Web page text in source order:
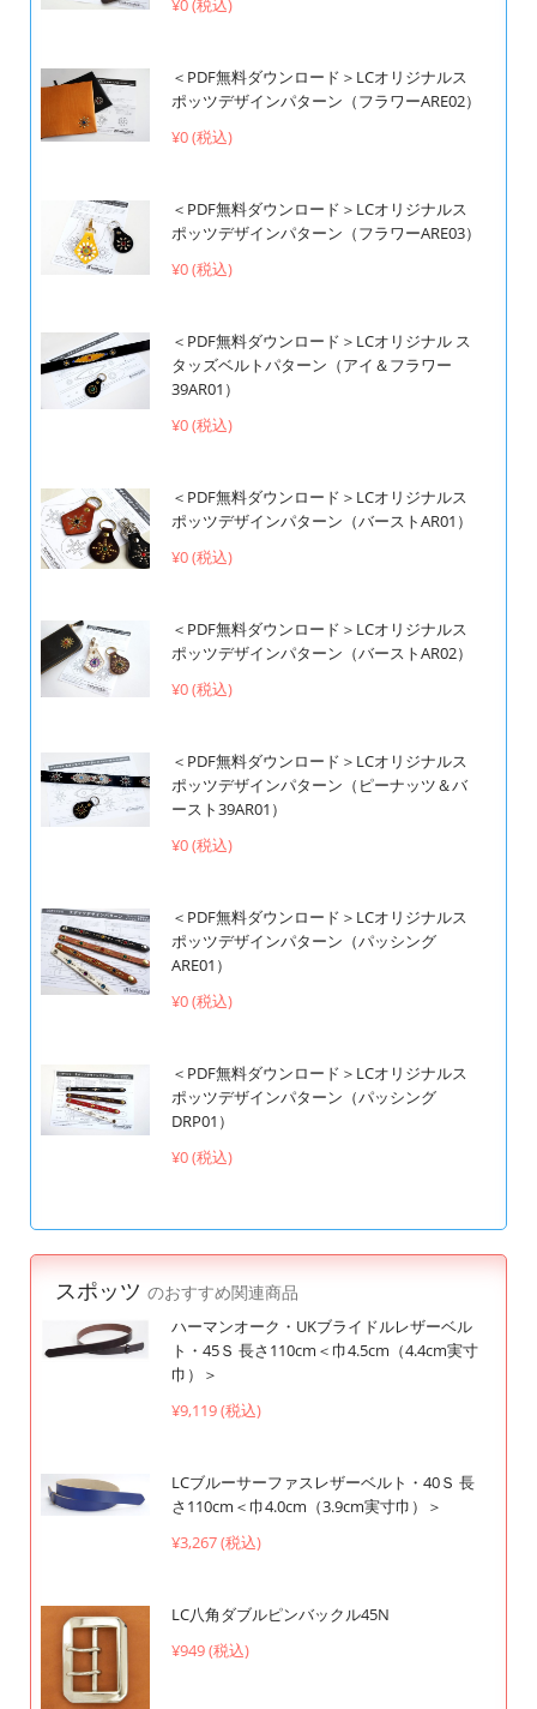
¥0 (税込)
＜PDF無料ダウンロード＞LCオリジナルス
ポッツデザインパターン（フラワーARE02）
¥0 (税込)
＜PDF無料ダウンロード＞LCオリジナルス
ポッツデザインパターン（フラワーARE03）
¥0 (税込)
＜PDF無料ダウンロード＞LCオリジナル ス
タッズベルトパターン（アイ＆フラワー
39AR01）
¥0 (税込)
＜PDF無料ダウンロード＞LCオリジナルス
ポッツデザインパターン（バーストAR01）
¥0 (税込)
＜PDF無料ダウンロード＞LCオリジナルス
ポッツデザインパターン（バーストAR02）
¥0 (税込)
＜PDF無料ダウンロード＞LCオリジナルス
ポッツデザインパターン（ピーナッツ＆バ
ースト39AR01）
¥0 (税込)
＜PDF無料ダウンロード＞LCオリジナルス
ポッツデザインパターン（パッシング
ARE01）
¥0 (税込)
＜PDF無料ダウンロード＞LCオリジナルス
ポッツデザインパターン（パッシング
DRP01）
¥0 (税込)
スポッツ のおすすめ関連商品
ハーマンオーク・UKブライドルレザーベル
ト・45Ｓ 長さ110cm＜巾4.5cm（4.4cm実寸
巾）＞
¥9,119 (税込)
LCブルーサーファスレザーベルト・40Ｓ 長
さ110cm＜巾4.0cm（3.9cm実寸巾）＞
¥3,267 (税込)
LC八角ダブルピンバックル45N
¥949 (税込)